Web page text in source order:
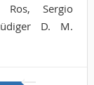
Ros, Sergio
D. M.